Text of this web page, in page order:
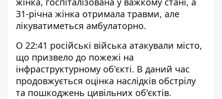
31-річна жінка отримала травми, але
лікуватиметься амбулаторно.
О 22:41 російські війська атакували місто,
що призвело до пожежі на
інфраструктурному об'єкті. В даний час
продовжується оцінка наслідків обстрілу
та пошкоджень цивільних об'єктів.